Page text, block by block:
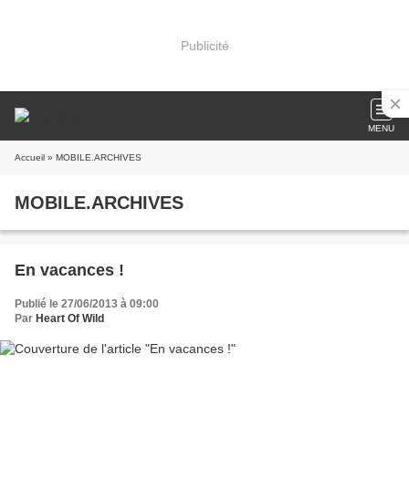
Publicité
MENU
Accueil » MOBILE.ARCHIVES
MOBILE.ARCHIVES
En vacances !
Publié le 27/06/2013 à 09:00
Par Heart Of Wild